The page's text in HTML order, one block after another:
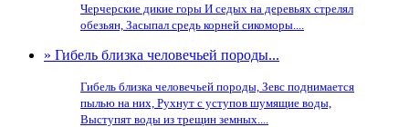
Черчерские дикие горы И седых на деревьях стрелял
обезьян, Засыпал средь корней сикоморы....
» Гибель близка человечьей породы...
Гибель близка человечьей породы, Зевс поднимается
пылью на них, Рухнут с уступов шумящие воды,
Выступят воды из трещин земных....